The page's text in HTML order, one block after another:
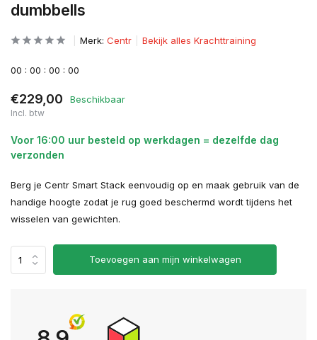
dumbbells
Merk: Centr Bekijk alles Krachttraining
00 : 00 : 00 : 00
€229,00 Beschikbaar
Incl. btw
Voor 16:00 uur besteld op werkdagen = dezelfde dag
verzonden
Berg je Centr Smart Stack eenvoudig op en maak gebruik van de
handige hoogte zodat je rug goed beschermd wordt tijdens het
wisselen van gewichten.
Toevoegen aan mijn winkelwagen